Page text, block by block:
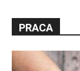
PRACA